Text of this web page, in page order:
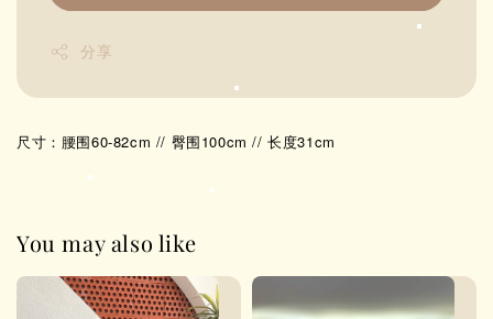
分享
尺寸：腰围60-82cm // 臀围100cm // 长度31cm
You may also like